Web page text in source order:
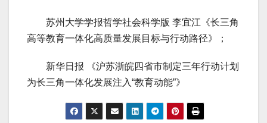
苏州大学学报哲学社会科学版 李宜江《长三角
高等教育一体化高质量发展目标与行动路径》；
新华日报 《沪苏浙皖四省市制定三年行动计划
为长三角一体化发展注入“教育动能”》